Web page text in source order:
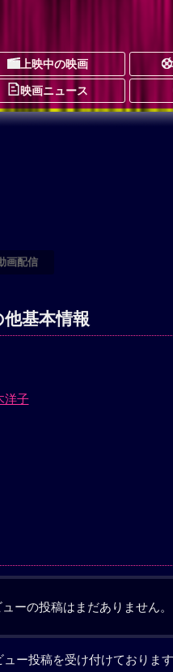
上映中の映画
映画ニュース
画配信
基本情報
洋子
ューの投稿はまだありません。
ュー投稿を受け付けておりま